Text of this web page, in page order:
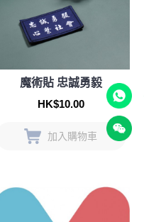
魔術貼 忠誠勇毅
HK$10.00
加入購物車